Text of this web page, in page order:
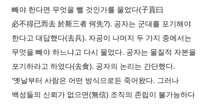
빼야 한다면 무엇을 뺄 것인가를 물었다(子貢曰
必不得已而去 於斯三者 何先?). 공자는 군대를 포기해야
한다고 대답했다(去兵). 자공이 나머지 두 가지 중에서는
무엇을 빼야 하느냐고 다시 물었다. 공자는 물질적 자본을
포기하라고 하였다(去食). 공자의 논리는 간단했다.
‘옛날부터 사람은 어떤 방식으로든 죽어왔다. 그러나
백성들의 신뢰가 없으면(無信) 조직의 존립이 불가능하다